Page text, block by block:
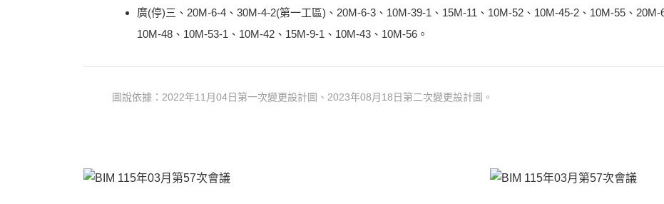
廣(停)三、20M-6-4、30M-4-2(第一工區)、20M-6-3、10M-39-1、15M-11、10M-52、10M-45-2、10M-55、
10M-48、10M-53-1、10M-42、15M-9-1、10M-43、10M-56。
圖說依據：2022年11月04日第一次變更設計圖、2023年08月18日第二次變更設計圖。